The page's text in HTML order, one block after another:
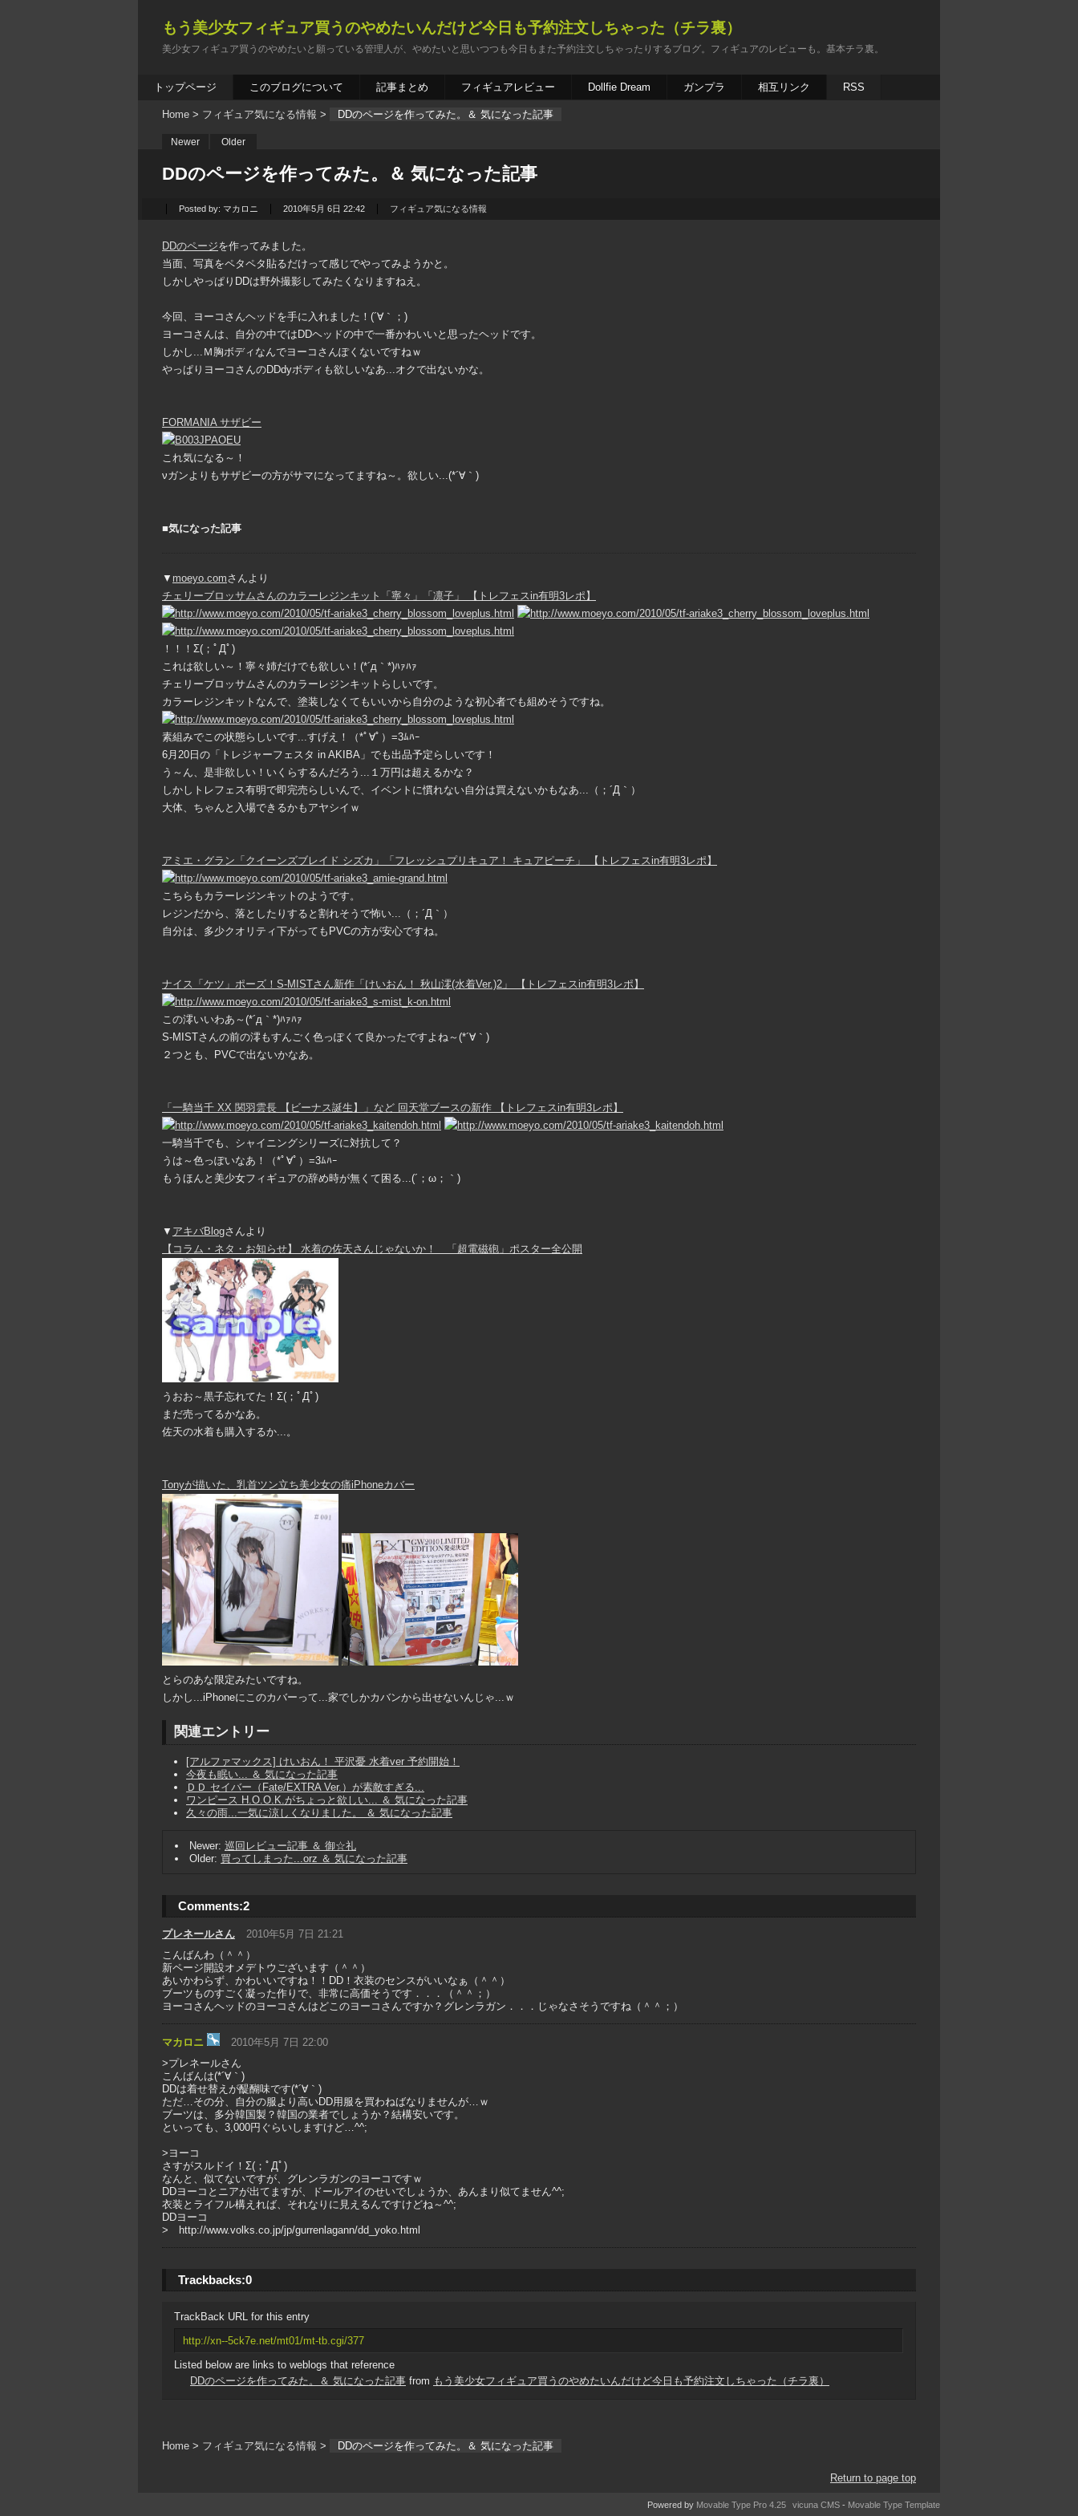
もう美少女フィギュア買うのやめたいんだけど今日も予約注文しちゃった（チラ裏）
美少女フィギュア買うのやめたいと願っている管理人が、やめたいと思いつつも今日もまた予約注文しちゃったりするブログ。フィギュアのレビューも。基本チラ裏。
トップページ このブログについて 記事まとめ フィギュアレビュー Dollfie Dream ガンプラ 相互リンク RSS
Home > フィギュア気になる情報 > DDのページを作ってみた。＆ 気になった記事
Newer Older
DDのページを作ってみた。＆ 気になった記事
Posted by: マカロニ 2010年5月 6日 22:42 フィギュア気になる情報
DDのページを作ってみました。
当面、写真をペタペタ貼るだけって感じでやってみようかと。
しかしやっぱりDDは野外撮影してみたくなりますねえ。
今回、ヨーコさんヘッドを手に入れました！(´∀｀；)
ヨーコさんは、自分の中ではDDヘッドの中で一番かわいいと思ったヘッドです。
しかし...Ｍ胸ボディなんでヨーコさんぽくないですねｗ
やっぱりヨーコさんのDDdyボディも欲しいなあ...オクで出ないかな。
FORMANIA サザビー
これ気になる～！
νガンよりもサザビーの方がサマになってますね～。欲しい...(*´∀｀)
■気になった記事
▼ moeyo.comさんより
チェリーブロッサムさんのカラーレジンキット「寧々」「凛子」 【トレフェスin有明3レポ】
！！！Σ(；ﾟДﾟ)
これは欲しい～！寧々姉だけでも欲しい！(*´д｀*)ﾊｧﾊｧ
チェリーブロッサムさんのカラーレジンキットらしいです。
カラーレジンキットなんで、塗装しなくてもいいから自分のような初心者でも組めそうですね。
素組みでこの状態らしいです...すげえ！（*ﾟ∀ﾟ）=3ﾑﾊｰ
6月20日の「トレジャーフェスタ in AKIBA」でも出品予定らしいです！
う～ん、是非欲しい！いくらするんだろう...１万円は超えるかな？
しかしトレフェス有明で即完売らしいんで、イベントに慣れない自分は買えないかもなあ...（；´Д｀）
大体、ちゃんと入場できるかもアヤシイｗ
アミエ・グラン「クイーンズブレイド シズカ」「フレッシュプリキュア！ キュアピーチ」 【トレフェスin有明3レポ】
こちらもカラーレジンキットのようです。
レジンだから、落としたりすると割れそうで怖い...（；´Д｀）
自分は、多少クオリティ下がってもPVCの方が安心ですね。
ナイス「ケツ」ポーズ！S-MISTさん新作「けいおん！ 秋山澪(水着Ver.)2」 【トレフェスin有明3レポ】
この澪いいわあ～(*´д｀*)ﾊｧﾊｧ
S-MISTさんの前の澪もすんごく色っぽくて良かったですよね～(*´∀｀)
２つとも、PVCで出ないかなあ。
「一騎当千 XX 関羽雲長 【ビーナス誕生】」など 回天堂ブースの新作 【トレフェスin有明3レポ】
一騎当千でも、シャイニングシリーズに対抗して？
うは～色っぽいなあ！（*ﾟ∀ﾟ）=3ﾑﾊｰ
もうほんと美少女フィギュアの辞め時が無くて困る...(´；ω；｀)
▼ アキバBlogさんより
【コラム・ネタ・お知らせ】 水着の佐天さんじゃないか！ 「超電磁砲」ポスター全公開
うおお～黒子忘れてた！Σ(；ﾟДﾟ)
まだ売ってるかなあ。
佐天の水着も購入するか...。
Tonyが描いた、乳首ツン立ち美少女の痛iPhoneカバー
とらのあな限定みたいですね。
しかし...iPhoneにこのカバーって...家でしかカバンから出せないんじゃ...ｗ
関連エントリー
[アルファマックス] けいおん！ 平沢憂 水着ver 予約開始！
今夜も眠い... ＆ 気になった記事
ＤＤ セイバー（Fate/EXTRA Ver.）が素敵すぎる...
ワンピース H.O.O.K.がちょっと欲しい... ＆ 気になった記事
久々の雨...一気に涼しくなりました。 ＆ 気になった記事
Newer: 巡回レビュー記事 ＆ 御☆礼
Older: 買ってしまった...orz ＆ 気になった記事
Comments:2
プレネールさん
2010年5月 7日 21:21
こんばんわ（＾＾）
新ページ開設オメデトウございます（＾＾）
あいかわらず、かわいいですね！！DD！衣装のセンスがいいなぁ（＾＾）
ブーツものすごく凝った作りで、非常に高価そうです．．．（＾＾；）
ヨーコさんヘッドのヨーコさんはどこのヨーコさんですか？グレンラガン．．．じゃなさそうですね（＾＾；）
マカロニ
2010年5月 7日 22:00
>プレネールさん
こんばんは(*´∀｀)
DDは着せ替えが醍醐味です(*´∀｀)
ただ…その分、自分の服より高いDD用服を買わねばなりませんが…ｗ
ブーツは、多分韓国製？韓国の業者でしょうか？結構安いです。
といっても、3,000円ぐらいしますけど…^^;
>ヨーコ
さすがスルドイ！Σ(；ﾟДﾟ)
なんと、似てないですが、グレンラガンのヨーコですｗ
DDヨーコとニアが出てますが、ドールアイのせいでしょうか、あんまり似てません^^;
衣装とライフル構えれば、それなりに見えるんですけどね～^^;
DDヨーコ
> http://www.volks.co.jp/jp/gurrenlagann/dd_yoko.html
Trackbacks:0
TrackBack URL for this entry
http://xn--5ck7e.net/mt01/mt-tb.cgi/377
Listed below are links to weblogs that reference
DDのページを作ってみた。＆ 気になった記事 from もう美少女フィギュア買うのやめたいんだけど今日も予約注文しちゃった（チラ裏）
Home > フィギュア気になる情報 > DDのページを作ってみた。＆ 気になった記事
Return to page top
Powered by Movable Type Pro 4.25 vicuna CMS - Movable Type Template